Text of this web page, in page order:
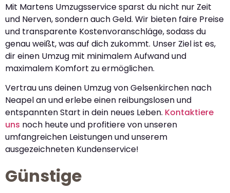
Mit Martens Umzugsservice sparst du nicht nur Zeit
und Nerven, sondern auch Geld. Wir bieten faire Preise
und transparente Kostenvoranschläge, sodass du
genau weißt, was auf dich zukommt. Unser Ziel ist es,
dir einen Umzug mit minimalem Aufwand und
maximalem Komfort zu ermöglichen.
Vertrau uns deinen Umzug von Gelsenkirchen nach
Neapel an und erlebe einen reibungslosen und
entspannten Start in dein neues Leben. Kontaktiere
uns noch heute und profitiere von unseren
umfangreichen Leistungen und unserem
ausgezeichneten Kundenservice!
Günstige